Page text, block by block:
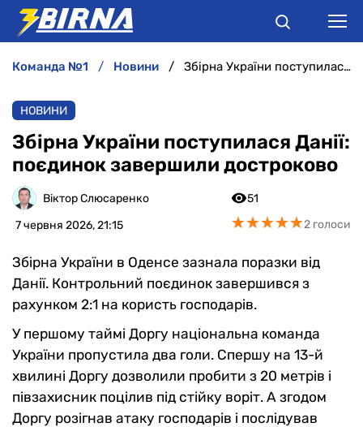
АНАЛІТИКА
ІНТЕРВ'Ю
РІЗНЕ
БУКМЕКЕРИ
команда №1 новини Збірна України поступилася Данії: поєдинок завершили достроково
НОВИНИ
Збірна України поступилася Данії:
поєдинок завершили достроково
Віктор Слюсаренко
7 червня 2026, 21:15
51
★★★★★
★★★★★2 голоси
Збірна України в Оденсе зазнала поразки від
Данії. Контрольний поєдинок завершився з
рахунком 2:1 на користь господарів.
У першому таймі Доргу національна команда
України пропустила два голи. Спершу на 13-й
хвилині Доргу дозволили пробити з 20 метрів і
півзахисник поцілив під стійку воріт. А згодом
Доргу розігнав атаку господарів і послідував